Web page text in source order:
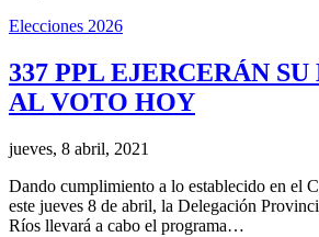
Elecciones 2026
337 PPL EJERCERÁN
AL VOTO HOY
jueves, 8 abril, 2021
Dando cumplimiento a lo establecido en el
este jueves 8 de abril, la Delegación
Ríos llevará a cabo el programa…